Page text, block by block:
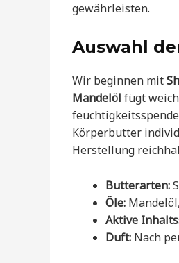
gewährleisten.
Auswahl
Wir beginnen mit
Mandelöl fügt
Körperbutter
Herstellung
Butterarten:
Öle:
Aktive
Duft: Nach